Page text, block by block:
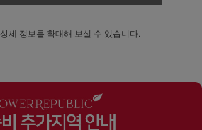
상세 정보를 확대해 보실 수 있습니다.